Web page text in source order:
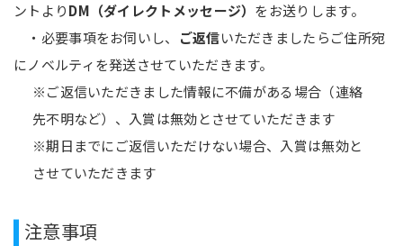
ントよりDM（ダイレクトメッセージ） をお送りします。
・必要事項をお伺いし、
ご返信いただきましたらご住所宛
にノベルティを発送させていただきます。
※ご返信いただきました情報に不備がある場合（連絡
先不明など）、入賞は無効とさせていただきます
※期日までにご返信いただけない場合、入賞は無効と
させていただきます
注意事項